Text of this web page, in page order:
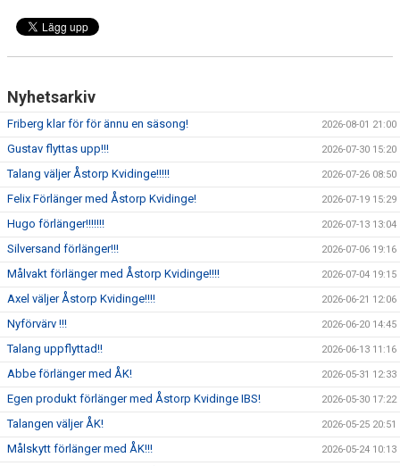
Nyhetsarkiv
Friberg klar för för ännu en säsong! 2026-08-01 21:00
Gustav flyttas upp!!! 2026-07-30 15:20
Talang väljer Åstorp Kvidinge!!!!! 2026-07-26 08:50
Felix Förlänger med Åstorp Kvidinge! 2026-07-19 15:29
Hugo förlänger!!!!!!! 2026-07-13 13:04
Silversand förlänger!!! 2026-07-06 19:16
Målvakt förlänger med Åstorp Kvidinge!!!! 2026-07-04 19:15
Axel väljer Åstorp Kvidinge!!!! 2026-06-21 12:06
Nyförvärv !!! 2026-06-20 14:45
Talang uppflyttad!! 2026-06-13 11:16
Abbe förlänger med ÅK! 2026-05-31 12:33
Egen produkt förlänger med Åstorp Kvidinge IBS! 2026-05-30 17:22
Talangen väljer ÅK! 2026-05-25 20:51
Målskytt förlänger med ÅK!!! 2026-05-24 10:13